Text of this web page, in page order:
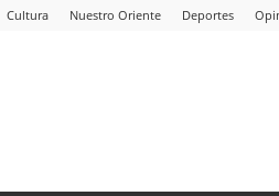
Cultura Nuestro Oriente Deportes